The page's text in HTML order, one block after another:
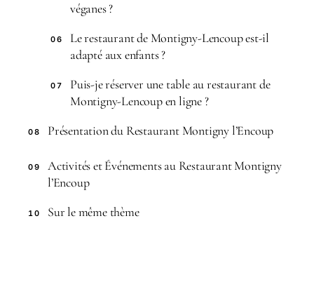
véganes ?
06
Le restaurant de Montigny-Lencoup est-il
adapté aux enfants ?
07
Puis-je réserver une table au restaurant de
Montigny-Lencoup en ligne ?
08 Présentation du Restaurant Montigny l’Encoup
09
Activités et Événements au Restaurant Montigny
l’Encoup
10 Sur le même thème